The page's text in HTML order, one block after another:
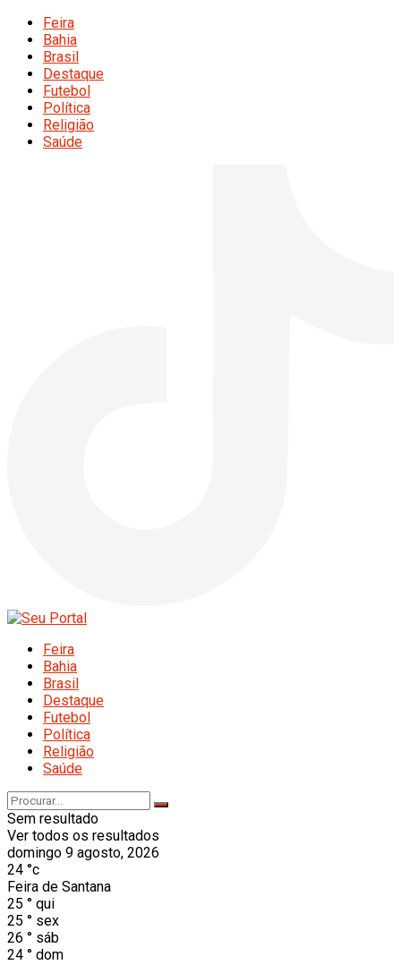
Feira
Bahia
Brasil
Destaque
Futebol
Política
Religião
Saúde
Feira
Bahia
Brasil
Destaque
Futebol
Política
Religião
Saúde
Sem resultado
Ver todos os resultados
domingo 9 agosto, 2026
24 °c
Feira de Santana
25 ° qui
25 ° sex
26 ° sáb
24 ° dom